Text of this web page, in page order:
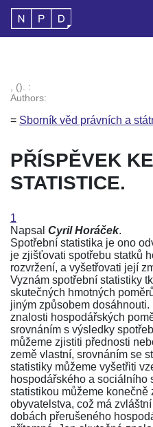
, (). :
Authors:
= Sborník věd právních a
PŘÍSPĚVEK
STATISTICE.
1
Napsal Cyril Horáček.
Spotřební statistika je ono
je zjišťovati spotřebu statků
rozvržení, a vyšetřovati její
Vyznám spotřební statistiky
skutečných hmotných
jiným způsobem
znalosti hospodářských
srovnáním s výsledky
můžeme zjistiti přednosti
země vlastní, srovnáním se
statistiky můžeme vyšetřiti
hospodářského a sociálního
statistikou můžeme konečně
obyvatelstva, což má
dobách přerušeného